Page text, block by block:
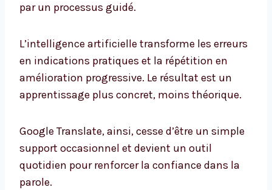
par un processus guidé.
L’intelligence artificielle transforme les erreurs
en indications pratiques et la répétition en
amélioration progressive. Le résultat est un
apprentissage plus concret, moins théorique.
Google Translate, ainsi, cesse d’être un simple
support occasionnel et devient un outil
quotidien pour renforcer la confiance dans la
parole.